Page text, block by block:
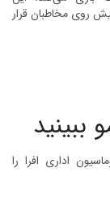
روی مخاطبان قرار
اداری افرا را